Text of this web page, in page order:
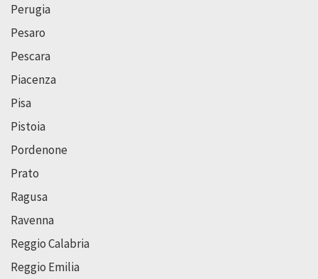
Perugia
Pesaro
Pescara
Piacenza
Pisa
Pistoia
Pordenone
Prato
Ragusa
Ravenna
Reggio Calabria
Reggio Emilia